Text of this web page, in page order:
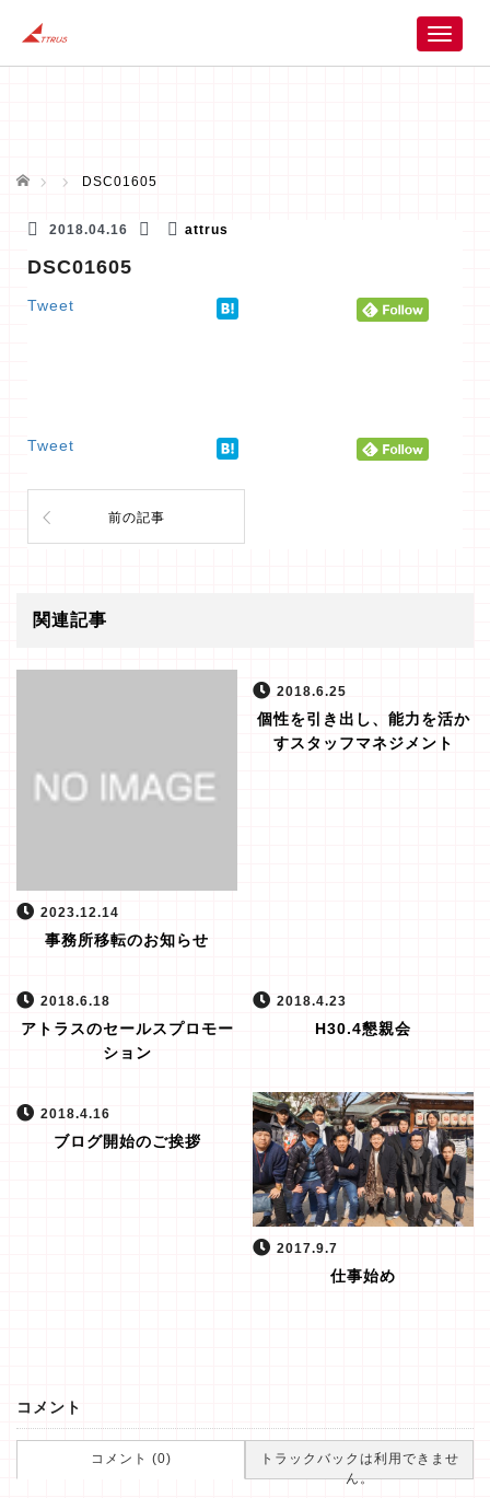
T
ホーム DSC01605
2018.04.16 attrus
DSC01605
Tweet
Tweet
前の記事
関連記事
2023.12.14
事務所移転のお知らせ
2018.6.25
個性を引き出し、能力を活か
すスタッフマネジメント
2018.6.18
アトラスのセールスプロモー
ション
2018.4.23
H30.4懇親会
2018.4.16
ブログ開始のご挨拶
2017.9.7
仕事始め
コメント
コメント (0)
トラックバックは利用できませ
ん。